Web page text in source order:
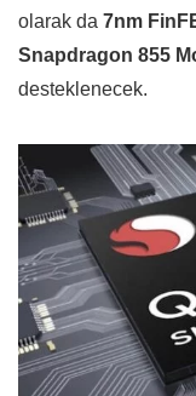
olarak da 7nm
Snapdragon 855
desteklenecek.